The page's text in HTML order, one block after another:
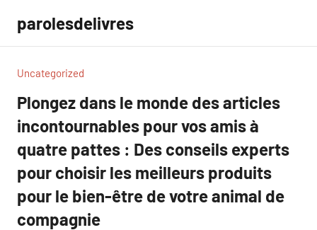
contenu
parolesdelivres
Uncategorized
Plongez dans le monde des articles
incontournables pour vos amis à
quatre pattes : Des conseils experts
pour choisir les meilleurs produits
pour le bien-être de votre animal de
compagnie